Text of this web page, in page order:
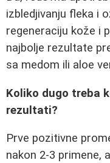
izbledjivanju fleka i
regeneraciju kože i
najbolje rezultate
sa medom ili aloe
Koliko dugo treba
rezultati?
Prve pozitivne
nakon 2-3 primene,